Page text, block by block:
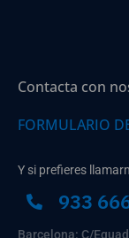
Contacta con
FORMULARIO
Y si prefieres
933
Barcelona: C/